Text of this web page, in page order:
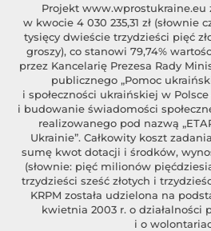
Projekt www.wprostukraine.eu
w kwocie 4 030 235,31 zł (słownie
tysięcy dwieście trzydzieści pięć
groszy), co stanowi 79,74%
przez Kancelarię Prezesa Rady
publicznego „Pomoc
i społeczności ukraińskiej w
i budowanie świadomości
realizowanego pod nazwą
Ukrainie”. Całkowity koszt
sumę kwot dotacji i środków,
(słownie: pięć milionów
trzydzieści sześć złotych i
KRPM została udzielona na
kwietnia 2003 r. o działalności
i o